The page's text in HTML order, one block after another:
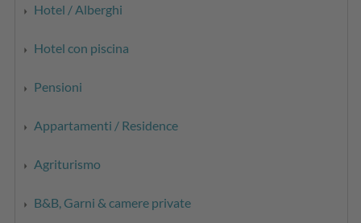
Hotel / Alberghi
Hotel con piscina
Pensioni
Appartamenti / Residence
Agriturismo
B&B, Garni & camere private